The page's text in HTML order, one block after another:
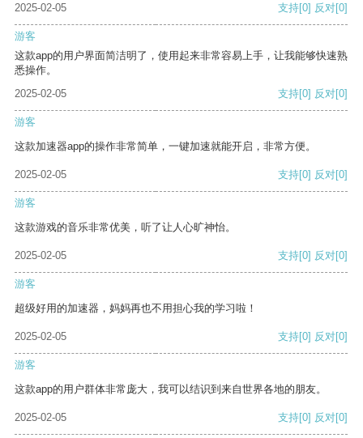
2025-02-05
支持[0] 反对[0]
游客
这款app的用户界面简洁明了，使用起来非常容易上手，让我能够快速熟
悉操作。
2025-02-05
支持[0] 反对[0]
游客
这款加速器app的操作非常简单，一键加速就能开启，非常方便。
2025-02-05 支持[0] 反对[0]
游客
这款游戏的音乐非常优美，听了让人心旷神怡。
2025-02-05 支持[0] 反对[0]
游客
超级好用的加速器，妈妈再也不用担心我的学习啦！
2025-02-05 支持[0] 反对[0]
游客
这款app的用户群体非常庞大，我可以结识到来自世界各地的朋友。
2025-02-05 支持[0] 反对[0]